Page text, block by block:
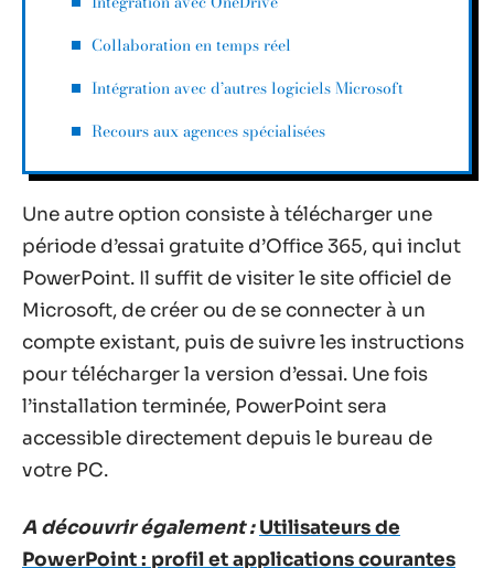
Collaboration en temps réel
Intégration avec d’autres logiciels Microsoft
Recours aux agences spécialisées
Une autre option consiste à télécharger une
période d’essai gratuite d’Office 365, qui inclut
PowerPoint. Il suffit de visiter le site officiel de
Microsoft, de créer ou de se connecter à un
compte existant, puis de suivre les instructions
pour télécharger la version d’essai. Une fois
l’installation terminée, PowerPoint sera
accessible directement depuis le bureau de
votre PC.
A découvrir également : Utilisateurs de
PowerPoint : profil et applications courantes